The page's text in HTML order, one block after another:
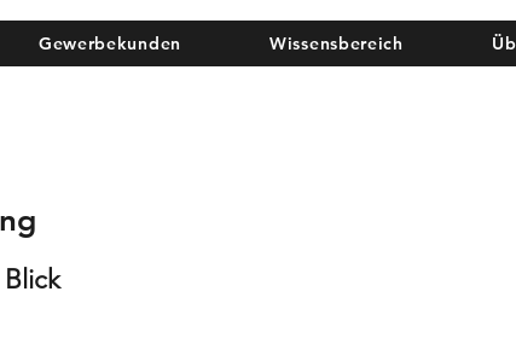
Gewerbekunden Wissensbereich